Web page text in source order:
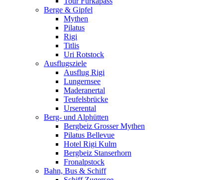
Berge & Gipfel
Mythen
Pilatus
Rigi
Titlis
Uri Rotstock
Ausflugsziele
Ausflug Rigi
Lungernsee
Maderanertal
Teufelsbrücke
Urserental
Berg- und Alphütten
Bergbeiz Grosser Mythen
Pilatus Bellevue
Hotel Rigi Kulm
Bergbeiz Stanserhorn
Fronalpstock
Bahn, Bus & Schiff